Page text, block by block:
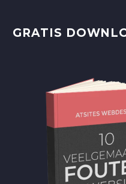
GRATIS